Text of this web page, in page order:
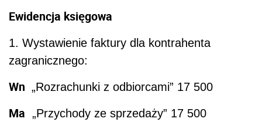
Ewidencja księgowa
1. Wystawienie faktury dla kontrahenta
zagranicznego:
Wn „Rozrachunki z odbiorcami” 17 500
Ma „Przychody ze sprzedaży” 17 500